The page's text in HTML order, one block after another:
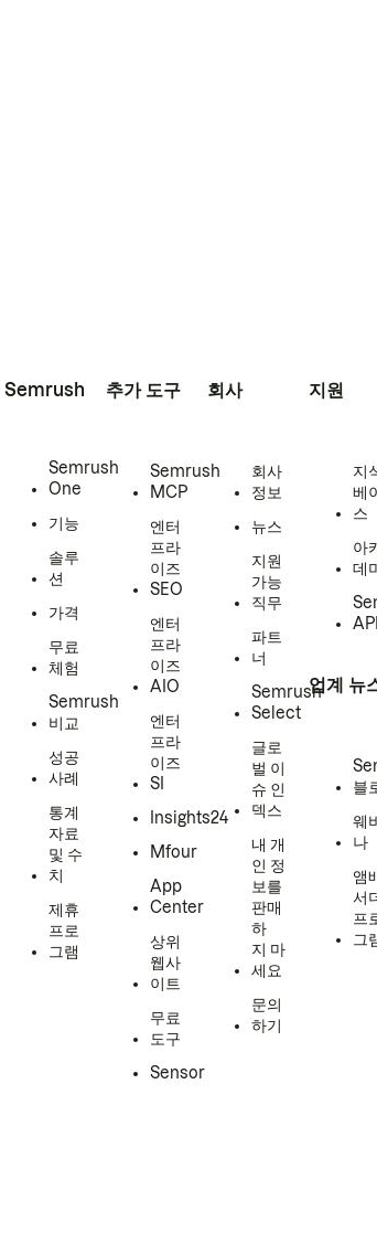
Semrush
Semrush
One
기능
솔루
션
가격
무료
체험
Semrush
비교
성공
사례
통계
자료
및 수
치
제휴
프로
그램
추가 도구
Semrush
MCP
엔터
프라
이즈
SEO
엔터
프라
이즈
AIO
엔터
프라
이즈
SI
Insights24
Mfour
App
Center
상위
웹사
이트
무료
도구
Sensor
회사
회사
정보
뉴스
지원
가능
직무
파트
너
Semrush
Select
글로
벌 이
슈 인
덱스
내 개
인 정
보를
판매
하
지 마
세요
문의
하기
지원
지
베
스
아
데
업계 뉴
블
웨
나
앰
서
프
그